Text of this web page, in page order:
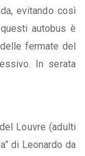
evitando così
autobus è
fermate del
In serata
Louvre (adulti
di Leonardo da